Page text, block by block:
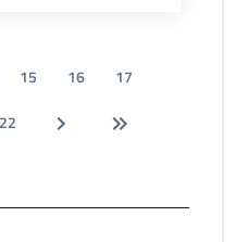
15 16
17
22